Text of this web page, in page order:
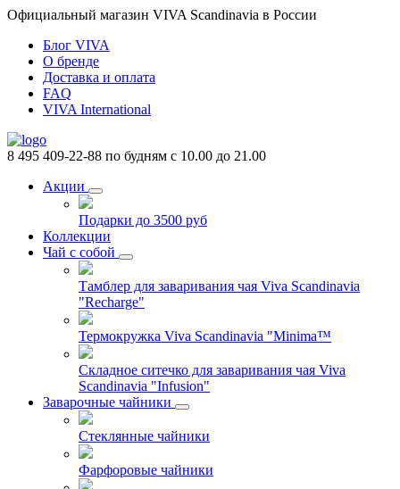
Официальный магазин VIVA Scandinavia в России
Блог VIVA
О бренде
Доставка и оплата
FAQ
VIVA International
8 495 409-22-88 по будням с 10.00 до 21.00
Акции
Подарки до 3500 руб
Коллекции
Чай с собой
Тамблер для заваривания чая Viva Scandinavia
"Recharge"
Термокружка Viva Scandinavia "Minima™
Складное ситечко для заваривания чая Viva
Scandinavia "Infusion"
Заварочные чайники
Стеклянные чайники
Фарфоровые чайники